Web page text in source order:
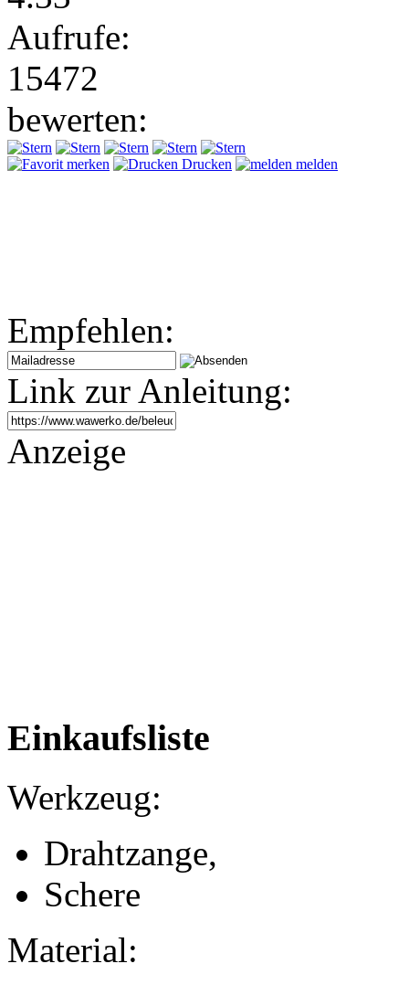
Aufrufe:
15472
bewerten:
merken Drucken melden
Empfehlen:
Link zur Anleitung:
Anzeige
Einkaufsliste
Werkzeug:
Drahtzange,
Schere
Material: